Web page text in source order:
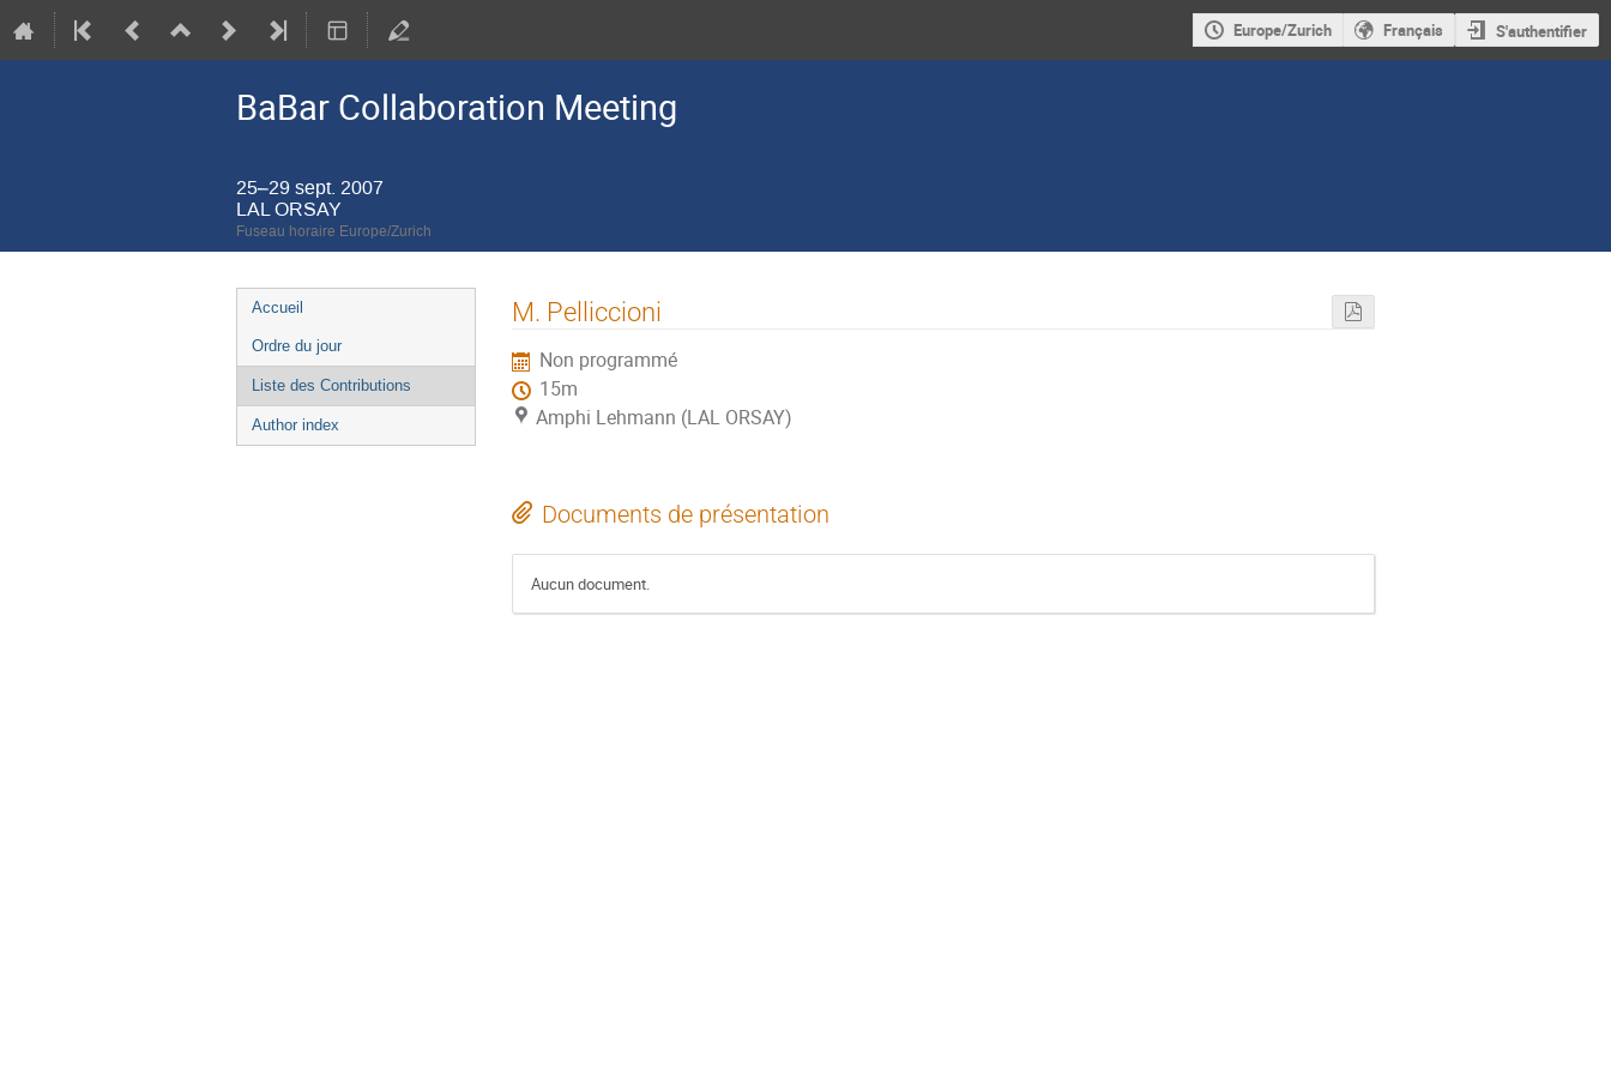
Europe/Zurich Français S'authentifier
BaBar Collaboration Meeting
25–29 sept. 2007
LAL ORSAY
Fuseau horaire Europe/Zurich
Menu
de
l'événement
Accueil
Ordre du jour
Liste des Contributions
Author index
M. Pelliccioni
Non programmé
15m
Amphi Lehmann (LAL ORSAY)
Documents de présentation
Aucun document.